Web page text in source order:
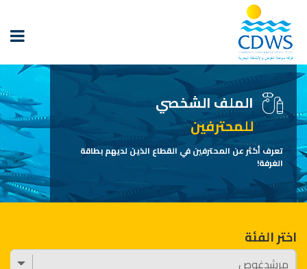
الملف الشخصي
للمحترفين
تعرف أكثر عن المحترفين في القطاع الذين لديهم بطاقة
الغرفة!
اختر الفئة